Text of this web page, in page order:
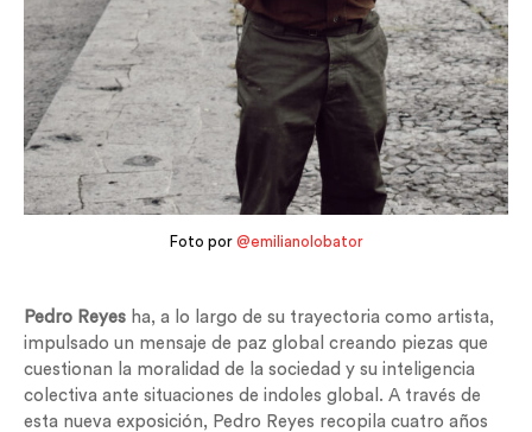
Foto por @emilianolobator
Pedro Reyes ha, a lo largo de su trayectoria como artista,
impulsado un mensaje de paz global creando piezas que
cuestionan la moralidad de la sociedad y su inteligencia
colectiva ante situaciones de indoles global. A través de
esta nueva exposición, Pedro Reyes recopila cuatro años